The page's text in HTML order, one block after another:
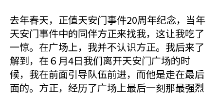
去年春天，正值天安门事件20周年纪念，当年
天安门事件中的同伴方正来找我，这让我吃了
一惊。在广场上，我并不认识方正。我后来了
解到，在６月4日我们离开天安门广场的时
候，我在前面引导队伍前进，而他是走在最后
面的。方正，经历了广场上最后一刻那最强烈